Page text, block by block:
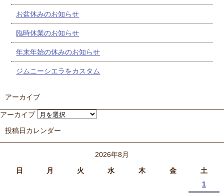
お盆休みのお知らせ
臨時休業のお知らせ
年末年始の休みのお知らせ
ジムニーシエラをカスタム
アーカイブ
アーカイブ
投稿日カレンダー
2026年8月
日
月 火 水 木 金 土
1